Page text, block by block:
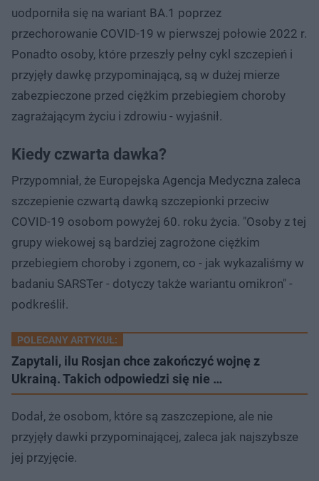
uodporniła się na wariant BA.1 poprzez
przechorowanie COVID-19 w pierwszej połowie 2022 r.
Ponadto osoby, które przeszły pełny cykl szczepień i
przyjęły dawkę przypominającą, są w dużej mierze
zabezpieczone przed ciężkim przebiegiem choroby
zagrażającym życiu i zdrowiu - wyjaśnił.
Kiedy czwarta dawka?
Przypomniał, że Europejska Agencja Medyczna zaleca
szczepienie czwartą dawką szczepionki przeciw
COVID-19 osobom powyżej 60. roku życia. "Osoby z tej
grupy wiekowej są bardziej zagrożone ciężkim
przebiegiem choroby i zgonem, co - jak wykazaliśmy w
badaniu SARSTer - dotyczy także wariantu omikron" -
podkreślił.
POLECANY ARTYKUŁ:
Zapytali, ilu Rosjan chce zakończyć wojnę z
Ukrainą. Takich odpowiedzi się nie …
Dodał, że osobom, które są zaszczepione, ale nie
przyjęły dawki przypominającej, zaleca jak najszybsze
jej przyjęcie.